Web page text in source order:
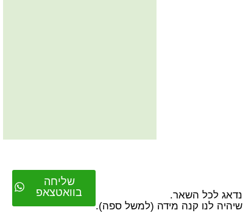
שליחה
בוואטצאפ
שיהיה לנו קנה מידה (למשל ספה).